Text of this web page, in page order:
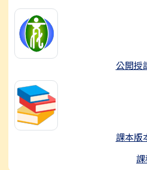
公開授
課本版